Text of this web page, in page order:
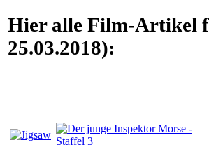
Hier alle Film-Artikel
25.03.2018):